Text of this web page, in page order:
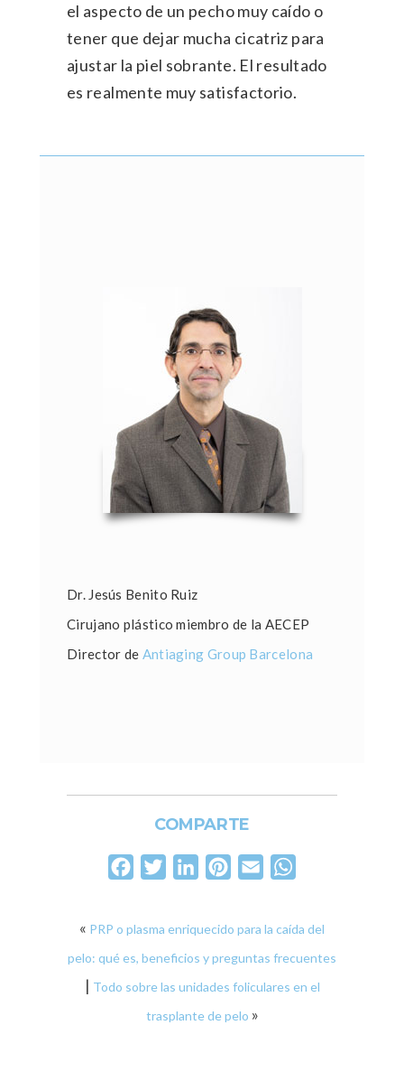
el aspecto de un pecho muy caído o
tener que dejar mucha cicatriz para
ajustar la piel sobrante. El resultado
es realmente muy satisfactorio.
Dr. Jesús Benito Ruiz
Cirujano plástico miembro de la AECEP
Director de Antiaging Group Barcelona
COMPARTE
FacebookTwitterLinkedInPinterest
Email
« PRP o plasma enriquecido para la caída del
pelo: qué es, beneficios y preguntas frecuentes
| Todo sobre las unidades foliculares en el
trasplante de pelo »